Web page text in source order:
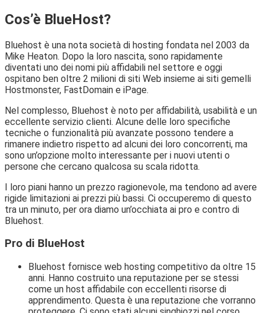
Cos’è BlueHost?
Bluehost è una nota società di hosting fondata nel 2003 da
Mike Heaton. Dopo la loro nascita, sono rapidamente
diventati uno dei nomi più affidabili nel settore e oggi
ospitano ben oltre 2 milioni di siti Web insieme ai siti gemelli
Hostmonster, FastDomain e iPage.
Nel complesso, Bluehost è noto per affidabilità, usabilità e un
eccellente servizio clienti. Alcune delle loro specifiche
tecniche o funzionalità più avanzate possono tendere a
rimanere indietro rispetto ad alcuni dei loro concorrenti, ma
sono un’opzione molto interessante per i nuovi utenti o
persone che cercano qualcosa su scala ridotta.
I loro piani hanno un prezzo ragionevole, ma tendono ad avere
rigide limitazioni ai prezzi più bassi. Ci occuperemo di questo
tra un minuto, per ora diamo un’occhiata ai pro e contro di
Bluehost.
Pro di BlueHost
Bluehost fornisce web hosting competitivo da oltre 15
anni. Hanno costruito una reputazione per se stessi
come un host affidabile con eccellenti risorse di
apprendimento. Questa è una reputazione che vorranno